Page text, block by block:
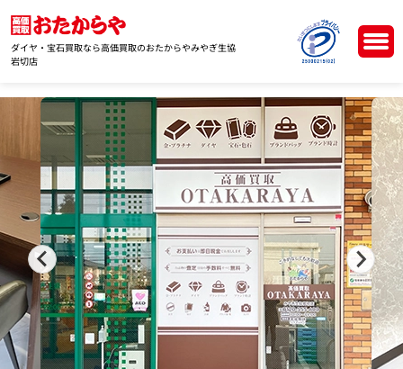
ダイヤ・宝石買取なら高価買取のおたからやみやぎ生協
岩切店